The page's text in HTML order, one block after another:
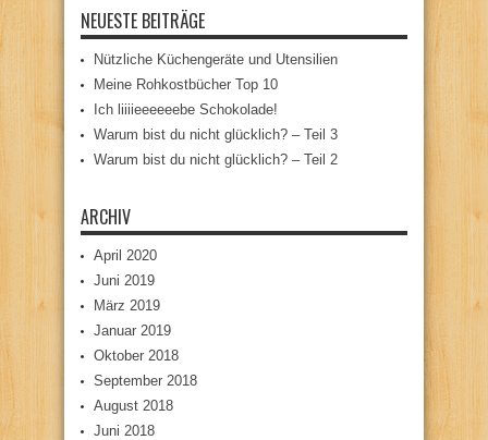
NEUESTE BEITRÄGE
Nützliche Küchengeräte und Utensilien
Meine Rohkostbücher Top 10
Ich liiiieeeeeebe Schokolade!
Warum bist du nicht glücklich? – Teil 3
Warum bist du nicht glücklich? – Teil 2
ARCHIV
April 2020
Juni 2019
März 2019
Januar 2019
Oktober 2018
September 2018
August 2018
Juni 2018